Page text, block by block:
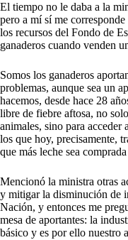
El tiempo no le daba a la
pero a mí sí me
los recursos del Fondo de
ganaderos cuando venden
Somos los ganaderos
problemas, aunque sea un
hacemos, desde hace 28
libre de fiebre aftosa, no
animales, sino para acceder
los que hoy, precisamente,
que más leche sea
Mencionó la ministra otras
y mitigar la disminución de
Nación, y entonces me
mesa de aportantes: la
básico y es por ello nuestro